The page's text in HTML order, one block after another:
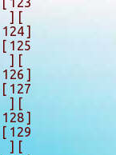
] [
124 ]
[ 125
] [
126 ]
[ 127
] [
128 ]
[ 129
] [